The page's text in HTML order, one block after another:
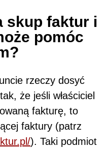
skup faktur i
pomóc
rzeczy dosyć
że jeśli właściciel
fakturę, to
faktury (patrz
). Taki podmiot